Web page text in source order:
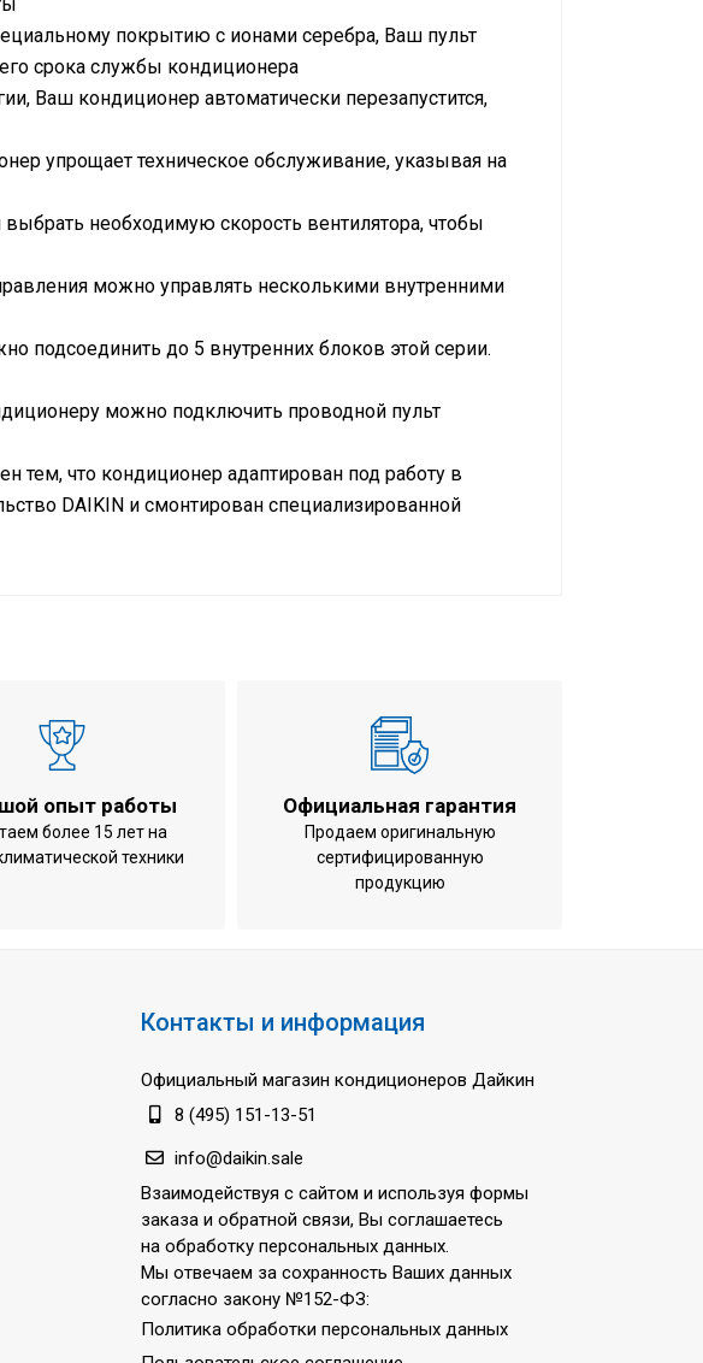
покрытию с ионами серебра, Ваш пульт
срока службы кондиционера
Ваш кондиционер автоматически перезапустится,
упрощает техническое обслуживание, указывая на
необходимую скорость вентилятора, чтобы
можно управлять несколькими внутренними
подсоединить до 5 внутренних блоков этой серии.
можно подключить проводной пульт
тем, что кондиционер адаптирован под работу в
DAIKIN и смонтирован специализированной
200x750x620 мм
21 кг
R32
-10 ... +46 oC
-15 ... +18 oC
220-240 вольт
50 Гц
3 года
Чехия
опыт работы
более 15 лет на
техники
Официальная гарантия
Продаем оригинальную
сертифицированную
продукцию
Контакты и информация
Официальный магазин кондиционеров Дайкин
8 (495) 151-13-51
info@daikin.sale
Взаимодействуя с сайтом и используя формы
заказа и обратной связи, Вы соглашаетесь
на обработку персональных данных.
Мы отвечаем за сохранность Ваших данных
согласно закону №152-ФЗ:
Политика обработки персональных данных